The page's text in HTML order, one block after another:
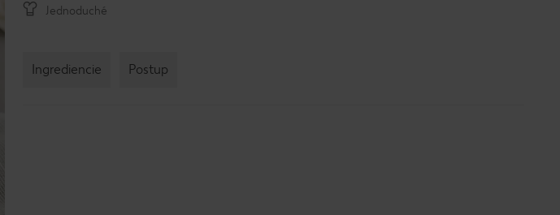
Jednoduché
Ingrediencie Postup